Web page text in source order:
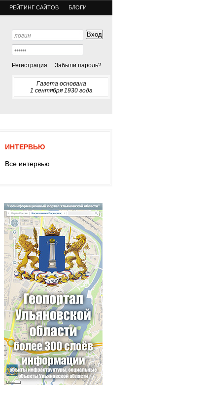
РЕЙТИНГ САЙТОВ БЛОГИ
Регистрация Забыли пароль?
Газета основана
1 сентября 1930 года
ИНТЕРВЬЮ
Все интервью